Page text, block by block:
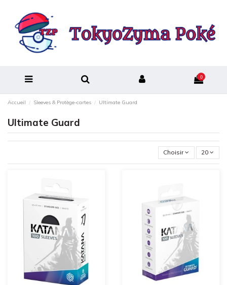
0
Accueil Sleeves & Protège-cartes Ultimate Guard
Ultimate Guard
Choisir 20